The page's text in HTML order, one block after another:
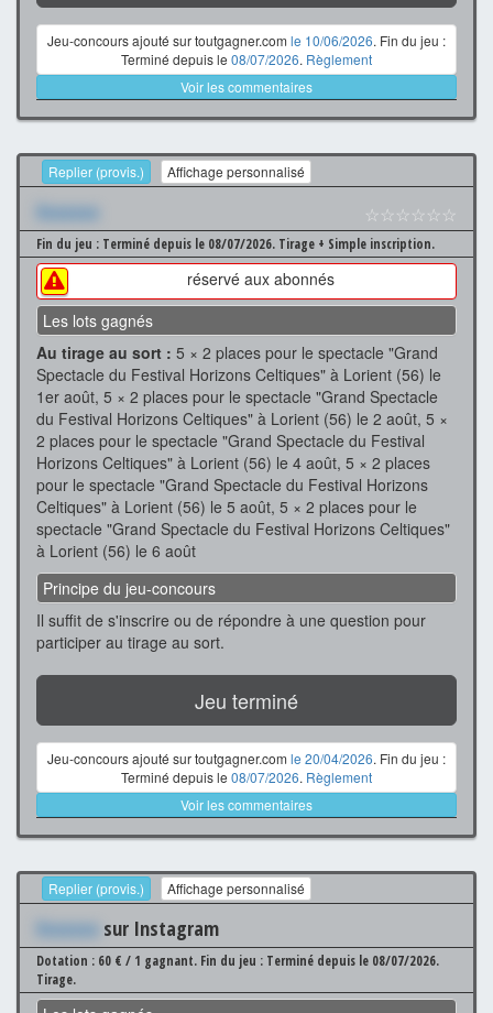
Jeu-concours ajouté sur toutgagner.com le 10/06/2026. Fin du jeu :
Terminé depuis le 08/07/2026. Règlement
Voir les commentaires
Replier (provis.) Affichage personnalisé
Xxxxxxx ☆☆☆☆☆☆
Fin du jeu : Terminé depuis le 08/07/2026. Tirage + Simple inscription.
réservé aux abonnés
Les lots gagnés
Au tirage au sort : 5 × 2 places pour le spectacle "Grand
Spectacle du Festival Horizons Celtiques" à Lorient (56) le
1er août, 5 × 2 places pour le spectacle "Grand Spectacle
du Festival Horizons Celtiques" à Lorient (56) le 2 août, 5 ×
2 places pour le spectacle "Grand Spectacle du Festival
Horizons Celtiques" à Lorient (56) le 4 août, 5 × 2 places
pour le spectacle "Grand Spectacle du Festival Horizons
Celtiques" à Lorient (56) le 5 août, 5 × 2 places pour le
spectacle "Grand Spectacle du Festival Horizons Celtiques"
à Lorient (56) le 6 août
Principe du jeu-concours
Il suffit de s'inscrire ou de répondre à une question pour
participer au tirage au sort.
Jeu terminé
Jeu-concours ajouté sur toutgagner.com le 20/04/2026. Fin du jeu :
Terminé depuis le 08/07/2026. Règlement
Voir les commentaires
Replier (provis.) Affichage personnalisé
Xxxxxxx sur Instagram
Dotation : 60 € / 1 gagnant. Fin du jeu : Terminé depuis le 08/07/2026.
Tirage.